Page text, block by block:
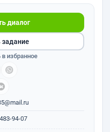
94-07
диалог
задание
избранное